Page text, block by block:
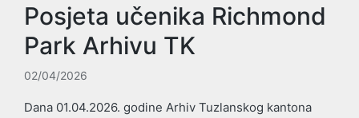
Posjeta učenika Richmond
Park Arhivu TK
02/04/2026
Dana 01.04.2026. godine Arhiv Tuzlanskog kantona